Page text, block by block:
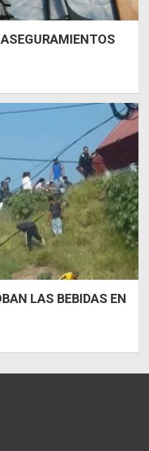
LAS BEBIDAS EN